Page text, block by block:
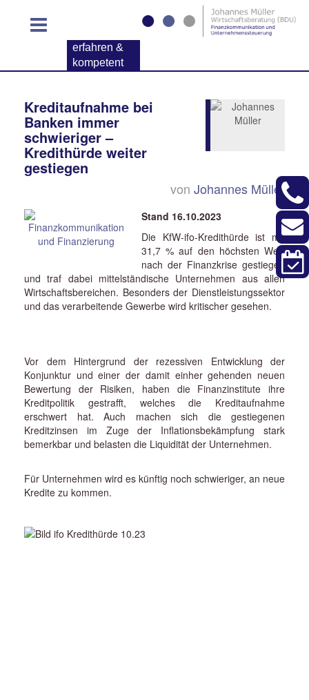
erfahren &
kompetent
Kreditaufnahme bei
Banken immer
schwieriger –
Kredithürde weiter
gestiegen
von Johannes Müller
Stand 16.10.2023
Die KfW-ifo-Kredithürde ist mit
31,7 % auf den höchsten Wert
nach der Finanzkrise gestiegen
und traf dabei mittelständische Unternehmen aus allen
Wirtschaftsbereichen. Besonders der Dienstleistungssektor
und das verarbeitende Gewerbe wird kritischer gesehen.
Vor dem Hintergrund der rezessiven Entwicklung der
Konjunktur und einer der damit einher gehenden neuen
Bewertung der Risiken, haben die Finanzinstitute ihre
Kreditpolitik gestrafft, welches die Kreditaufnahme
erschwert hat. Auch machen sich die gestiegenen
Kreditzinsen im Zuge der Inflationsbekämpfung stark
bemerkbar und belasten die Liquidität der Unternehmen.
Für Unternehmen wird es künftig noch schwieriger, an neue
Kredite zu kommen.